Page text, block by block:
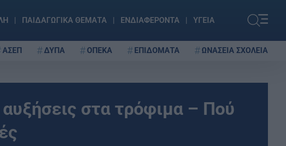
ΠΑΙΔΑΓΩΓΙΚΑ ΘΕΜΑΤΑ ΕΝΔΙΑΦΕΡΟΝΤΑ ΥΓΕΙΑ
ΑΣΕΠ ΔΥΠΑ ΟΠΕΚΑ ΕΠΙΔΟΜΑΤΑ ΩΝΑΣΕΙΑ ΣΧΟΛΕΙΑ
αυξήσεις στα τρόφιμα – Πού